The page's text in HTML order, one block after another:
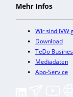
Mehr Infos
Wir sind IVW
Download
TeDo
Mediadaten
Abo-Service